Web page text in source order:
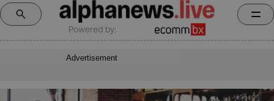
Powered by:
Advertisement